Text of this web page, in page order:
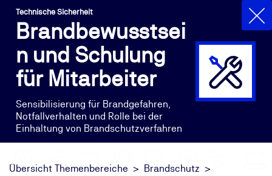
Technische Sicherheit
Brandbewusstsei
n und Schulung
für Mitarbeiter
Sensibilisierung für Brandgefahren,
Notfallverhalten und Rolle bei der
Einhaltung von Brandschutzverfahren
Übersicht Themenbereiche
Brandschutz